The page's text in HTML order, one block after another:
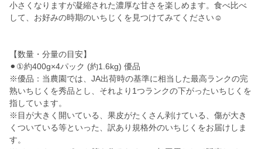
小さくなりますが凝縮された濃厚な甘さを楽しめます。食べ比べ
して、お好みの時期のいちじくを見つけてみてください☺︎
【数量・分量の目安】
⚫︎①約400g×4パック (約1.6kg) 優品
※優品：当農園では、JA出荷時の基準に相当した最高ランクの完
熟いちじくを秀品とし、それより1つランクの下がったいちじくを
指しています。
※目が大きく開いている、果皮がたくさん剥けている、傷が大き
くついている等といった、訳あり規格外のいちじくをお届けしま
す。